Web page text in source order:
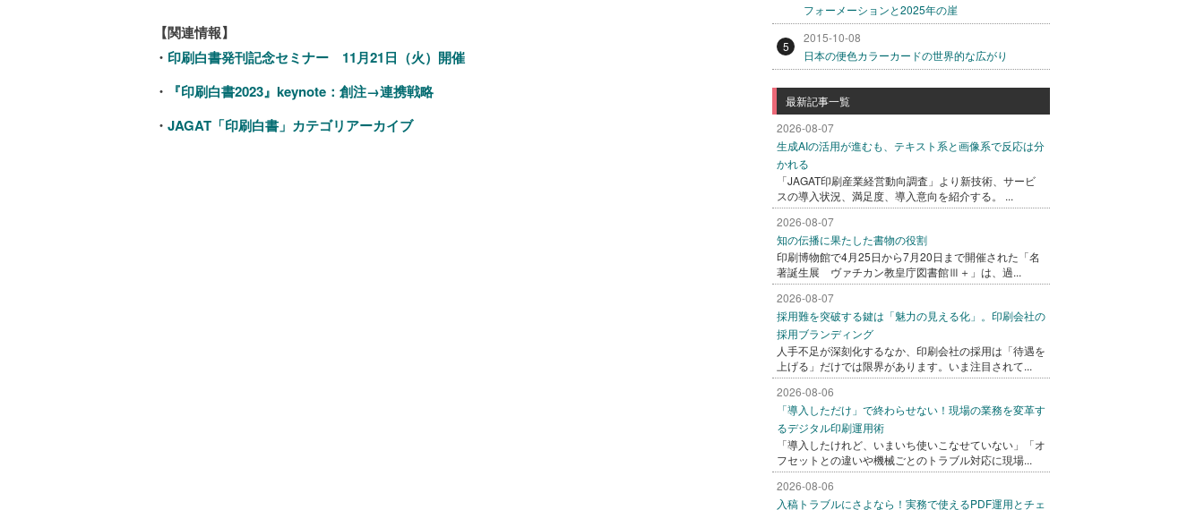
【関連情報】
・ 印刷白書発刊記念セミナー 11月21日（火）開催
・
『印刷白書2023』keynote：創注→連携戦略
・ JAGAT「印刷白書」カテゴリアーカイブ
フォーメーションと2025年の崖
5
2015-10-08
日本の便色カラーカードの世界的な広がり
最新記事一覧
2026-08-07
生成AIの活用が進むも、テキスト系と画像系で反応は分
かれる
「JAGAT印刷産業経営動向調査」より新技術、サービ
スの導入状況、満足度、導入意向を紹介する。 ...
2026-08-07
知の伝播に果たした書物の役割
印刷博物館で4月25日から7月20日まで開催された「名
著誕生展 ヴァチカン教皇庁図書館Ⅲ＋」は、過...
2026-08-07
採用難を突破する鍵は「魅力の見える化」。印刷会社の
採用ブランディング
人手不足が深刻化するなか、印刷会社の採用は「待遇を
上げる」だけでは限界があります。いま注目されて...
2026-08-06
「導入しただけ」で終わらせない！現場の業務を変革す
るデジタル印刷運用術
「導入したけれど、いまいち使いこなせていない」「オ
フセットとの違いや機械ごとのトラブル対応に現場...
2026-08-06
入稿トラブルにさよなら！実務で使えるPDF運用とチェ